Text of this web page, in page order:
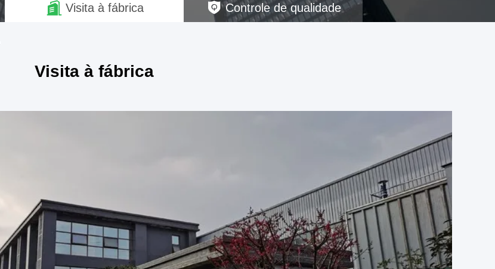
Visita à fábrica Controle de qualidade
Visita à fábrica